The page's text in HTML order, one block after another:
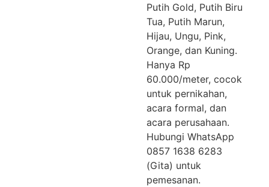
Putih Gold, Putih Biru
Tua, Putih Marun,
Hijau, Ungu, Pink,
Orange, dan Kuning.
Hanya Rp
60.000/meter, cocok
untuk pernikahan,
acara formal, dan
acara perusahaan.
Hubungi WhatsApp
0857 1638 6283
(Gita) untuk
pemesanan.